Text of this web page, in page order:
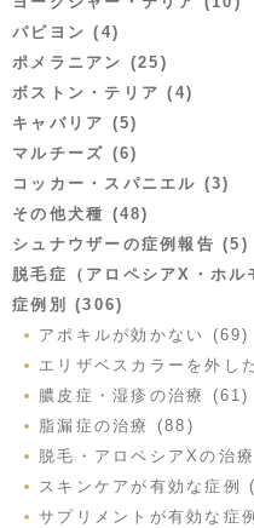
パピヨン (4)
ポメラニアン (25)
ボストン・テリア (4)
キャバリア (5)
マルチーズ (6)
コッカー・スパニエル (3)
その他犬種 (48)
シュナウザーの症例報告 (5)
脱毛症（アロペシアX・ホ
症例別 (306)
アポキルが効かない (69)
エリザベスカラーを外し
膿皮症・湿疹の治療 (61)
脂漏症の治療 (88)
脱毛・アロペシアXの治
スキンケアが有効な症例
サプリメントが有効な症